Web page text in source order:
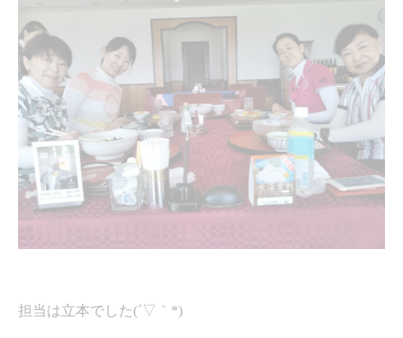
担当は立本でした(´▽｀*)